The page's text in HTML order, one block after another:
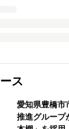
ス
愛知県豊橋市
推進グルー